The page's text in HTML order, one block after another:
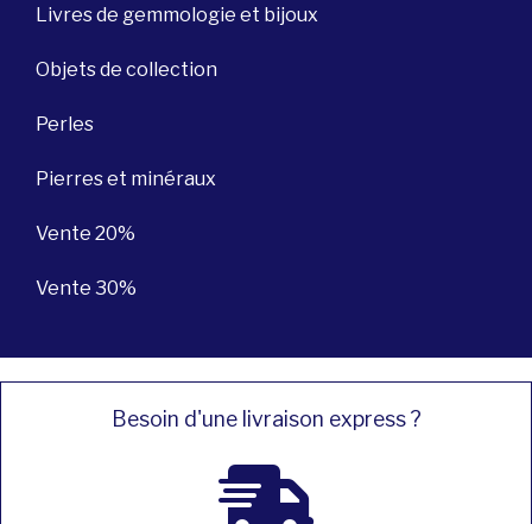
Livres de gemmologie et bijoux
Objets de collection
Perles
Pierres et minéraux
Vente 20%
Vente 30%
Besoin d'une livraison express ?